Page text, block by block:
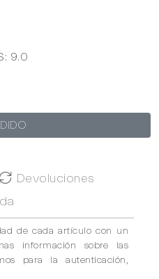
9.0
Devoluciones
de cada artículo con un
información sobre las
para la autenticación,